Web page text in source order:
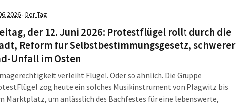
Wendl spendierte Kaffee […]
· Der Tag
der 12. Juni 2026: Protestflügel rollt durch die
Reform für Selbstbestimmungsgesetz, schwerer
Unfall im Osten
verleiht Flügel. Oder so ähnlich. Die Gruppe
zog heute ein solches Musikinstrument von Plagwitz bis
Marktplatz, um anlässlich des Bachfestes für eine lebenswerte,